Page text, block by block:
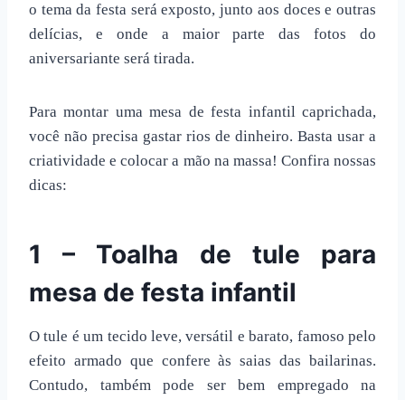
o tema da festa será exposto, junto aos doces e outras
delícias, e onde a maior parte das fotos do
aniversariante será tirada.
Para montar umamesa de festa infantilcaprichada,
você não precisa gastar rios de dinheiro. Basta usar a
criatividade e colocar a mão na massa! Confira nossas
dicas:
1 – Toalha de tule para
mesa de festa infantil
O tule é um tecido leve, versátil e barato, famoso pelo
efeito armado que confere às saias das bailarinas.
Contudo, também pode ser bem empregado na